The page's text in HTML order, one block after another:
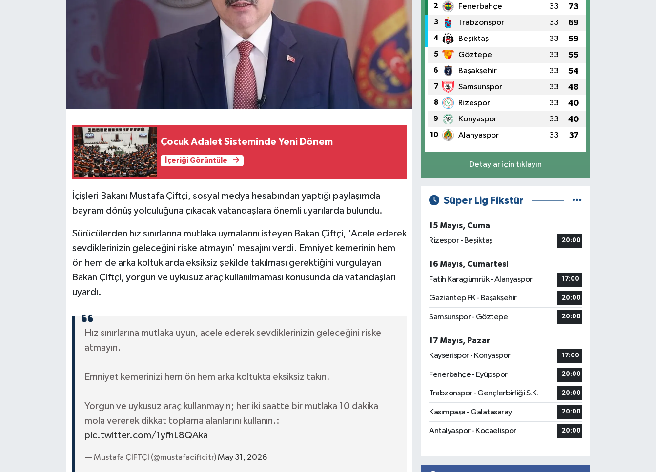
Çocuk Adalet Sisteminde Yeni Dönem
İçeriği Görüntüle
İçişleri Bakanı Mustafa Çiftçi, sosyal medya hesabından yaptığı paylaşımda
bayram dönüş yolculuğuna çıkacak vatandaşlara önemli uyarılarda bulundu.
Sürücülerden hız sınırlarına mutlaka uymalarını isteyen Bakan Çiftçi, 'Acele ederek
sevdiklerinizin geleceğini riske atmayın' mesajını verdi. Emniyet kemerinin hem
ön hem de arka koltuklarda eksiksiz şekilde takılması gerektiğini vurgulayan
Bakan Çiftçi, yorgun ve uykusuz araç kullanılmaması konusunda da vatandaşları
uyardı.
Hız sınırlarına mutlaka uyun, acele ederek sevdiklerinizin geleceğini riske
atmayın.
Emniyet kemerinizi hem ön hem arka koltukta eksiksiz takın.
Yorgun ve uykusuz araç kullanmayın; her iki saatte bir mutlaka 10 dakika
mola vererek dikkat toplama alanlarını kullanın.:
pic.twitter.com/1yfhL8QAka
— Mustafa ÇİFTÇİ (@mustafaciftcitr)May 31, 2026
2 Fenerbahçe 33 73
3 Trabzonspor 33 69
4 Beşiktaş 33 59
5 Göztepe 33 55
6 Başakşehir 33 54
7 Samsunspor 33 48
8 Rizespor 33 40
9 Konyaspor 33 40
10 Alanyaspor 33 37
Detaylar için tıklayın
Süper Lig Fikstür
15 Mayıs, Cuma
Rizespor - Beşiktaş
20:00
16 Mayıs, Cumartesi
Fatih Karagümrük - Alanyaspor
17:00
Gaziantep FK - Başakşehir 20:00
Samsunspor - Göztepe 20:00
17 Mayıs, Pazar
Kayserispor - Konyaspor
17:00
Fenerbahçe - Eyüpspor 20:00
Trabzonspor - Gençlerbirliği S.K. 20:00
Kasımpaşa - Galatasaray 20:00
Antalyaspor - Kocaelispor 20:00